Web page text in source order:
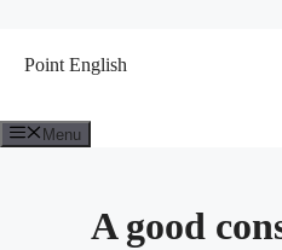
건
너
Point English
Menu
A good